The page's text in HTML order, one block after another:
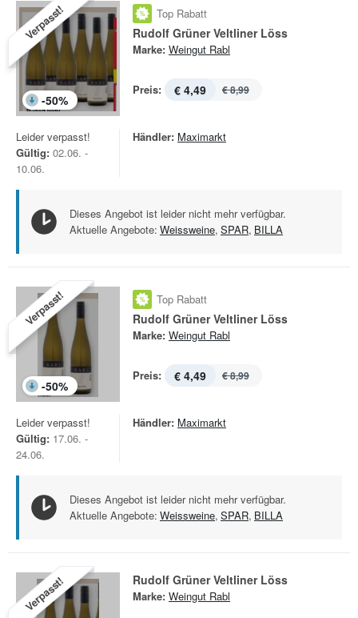
Verpasst!
-50%
Top Rabatt
Rudolf Grüner Veltliner Löss
Marke: Weingut Rabl
Preis: € 4,49 € 8,99
Leider verpasst!
Gültig: 02.06. -
10.06.
Händler: Maximarkt
Dieses Angebot ist leider nicht mehr verfügbar.
Aktuelle Angebote: Weissweine, SPAR, BILLA
Verpasst!
-50%
Top Rabatt
Rudolf Grüner Veltliner Löss
Marke: Weingut Rabl
Preis: € 4,49 € 8,99
Leider verpasst!
Gültig: 17.06. -
24.06.
Händler: Maximarkt
Dieses Angebot ist leider nicht mehr verfügbar.
Aktuelle Angebote: Weissweine, SPAR, BILLA
Verpasst! Rudolf Grüner Veltliner Löss
Marke: Weingut Rabl